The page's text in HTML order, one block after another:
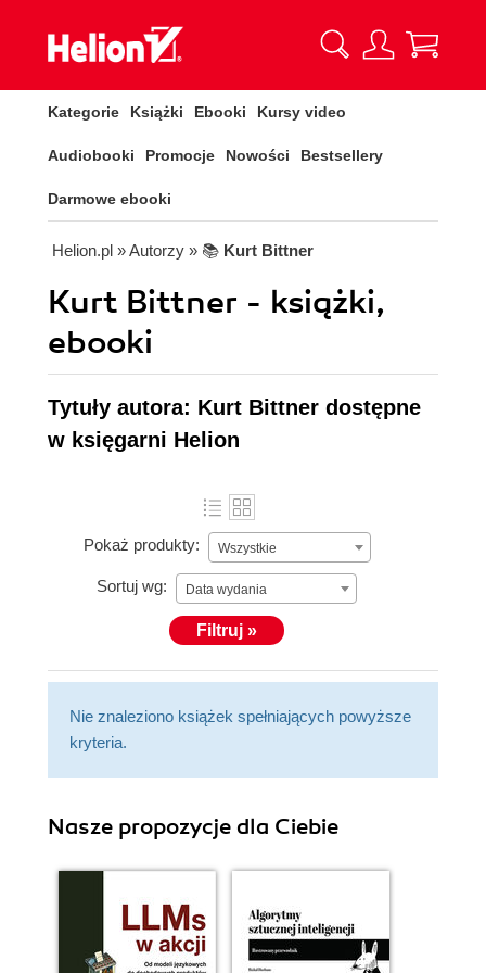
Kategorie Książki Ebooki Kursy video
Audiobooki Promocje Nowości Bestsellery
Darmowe ebooki
Helion.pl » Autorzy » 📚 Kurt Bittner
Kurt Bittner - książki,
ebooki
Tytuły autora: Kurt Bittner dostępne
w księgarni Helion
Pokaż produkty: Wszystkie
Sortuj wg: Data wydania
Filtruj »
Nie znaleziono książek spełniających powyższe
kryteria.
Nasze propozycje dla Ciebie